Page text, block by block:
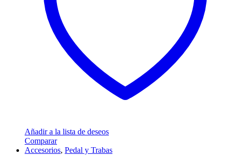
Añadir a la lista de deseos
Comparar
Accesorios, Pedal y Trabas